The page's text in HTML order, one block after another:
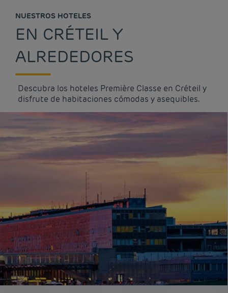
NUESTROS HOTELES
EN CRÉTEIL Y
ALREDEDORES
Descubra los hoteles Première Classe en Créteil y
disfrute de habitaciones cómodas y asequibles.